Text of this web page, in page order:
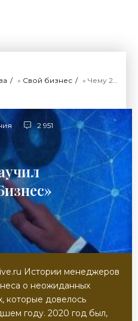
» Свой бизнес » Чему 2020 год научил менеджеров - «Бизнес»
2 951
Истории менеджеров
о неожиданных
которые довелось
году. 2020 год был,